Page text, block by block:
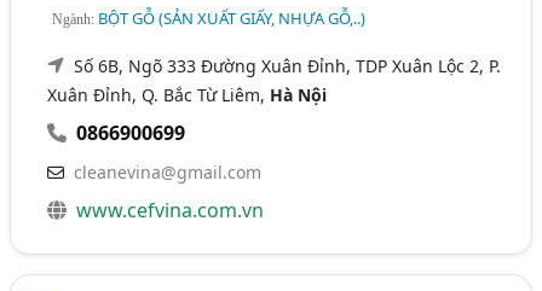
Ngành: BỘT GỖ (SẢN XUẤT GIẤY, NHỰA GỖ,..)
Số 6B, Ngõ 333 Đường Xuân Đỉnh, TDP Xuân Lộc 2, P.
Xuân Đỉnh, Q. Bắc Từ Liêm, Hà Nội
0866900699
cleanevina@gmail.com
www.cefvina.com.vn